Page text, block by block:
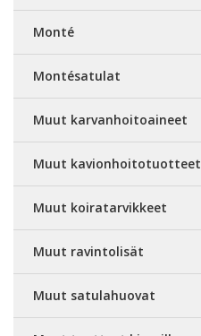
Monté
Montésatulat
Muut karvanhoitoaineet
Muut kavionhoitotuotteet
Muut koiratarvikkeet
Muut ravintolisät
Muut satulahuovat